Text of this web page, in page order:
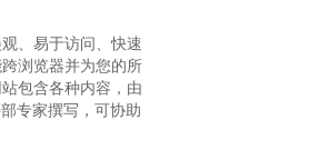
、易于访问、快速
浏览器并为您的所
包含各种内容，由
专家撰写，可协助